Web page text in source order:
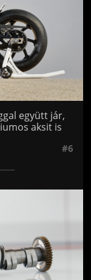
együtt jár,
aksit is
#6